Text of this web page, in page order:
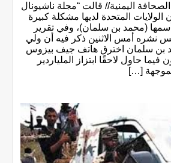
اليمنية// قالت “مجلة ناشيونال
الولايات المتحدة لديها مشكلة كبيرة
(محمد بن سلمان)، وفي تقرير
نشره أمس الاثنين ذكر فيه أن ولي
بن سلمان اخترق هاتف جيف بيزوس
حاول لاحقًا ابتزاز الملياردير
[…]